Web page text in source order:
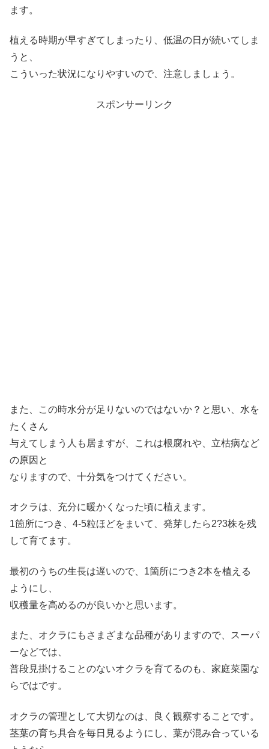
ます。
植える時期が早すぎてしまったり、低温の日が続いてしま
うと、
こういった状況になりやすいので、注意しましょう。
スポンサーリンク
また、この時水分が足りないのではないか？と思い、水を
たくさん
与えてしまう人も居ますが、これは根腐れや、立枯病など
の原因と
なりますので、十分気をつけてください。
オクラは、充分に暖かくなった頃に植えます。
1箇所につき、4-5粒ほどをまいて、発芽したら2?3株を残
して育てます。
最初のうちの生長は遅いので、1箇所につき2本を植える
ようにし、
収穫量を高めるのが良いかと思います。
また、オクラにもさまざまな品種がありますので、スーパ
ーなどでは、
普段見掛けることのないオクラを育てるのも、家庭菜園な
らではです。
オクラの管理として大切なのは、良く観察することです。
茎葉の育ち具合を毎日見るようにし、葉が混み合っている